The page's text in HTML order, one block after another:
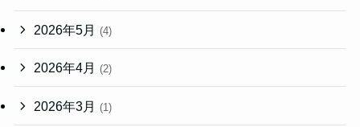
2026年5月 (4)
2026年4月 (2)
2026年3月 (1)